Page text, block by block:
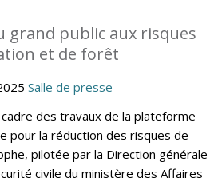
grand public aux risques
et de forêt
Salle de presse
cadre des travaux de la plateforme
pour la réduction des risques de
pilotée par la Direction générale
civile du ministère des Affaires